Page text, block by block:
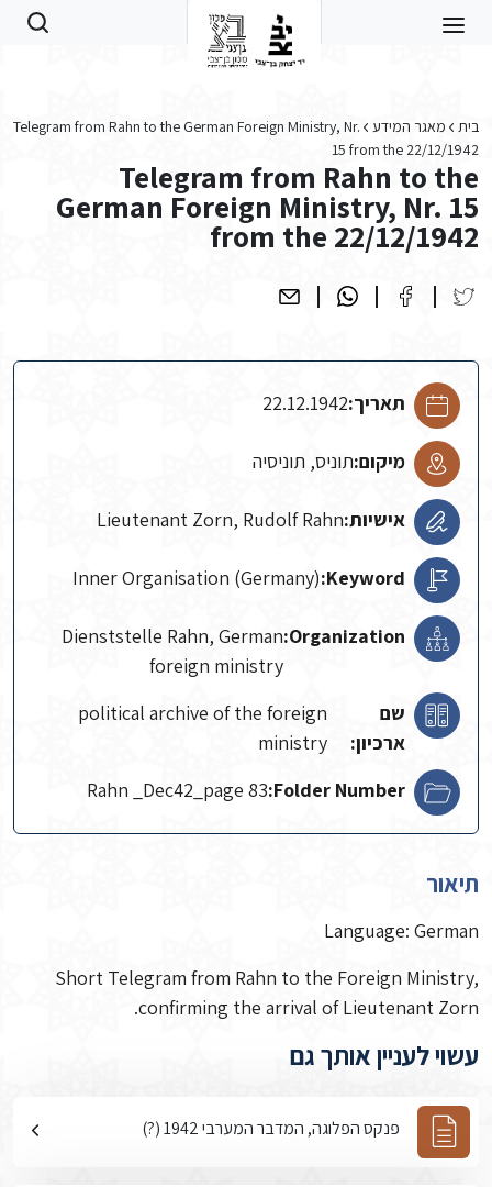
בית מאגר המידע
Telegram from Rahn to the German Foreign Ministry, Nr.
15 from the 22/12/1942
Telegram from Rahn to the
German Foreign Ministry, Nr. 15
from the 22/12/1942
תאריך:22.12.1942
מיקום:תוניס, תוניסיה
אישיות:Lieutenant Zorn, Rudolf Rahn
Keyword:
Inner Organisation (Germany)
Organization:
Dienststelle Rahn, German
foreign ministry
שם
ארכיון:
political archive of the foreign
ministry
Folder Number:
Rahn _Dec42_page 83
תיאור
Language: German
Short Telegram from Rahn to the Foreign Ministry,
confirming the arrival of Lieutenant Zorn.
עשוי לעניין אותך גם
פנקס הפלוגה, המדבר המערבי 1942 (?)